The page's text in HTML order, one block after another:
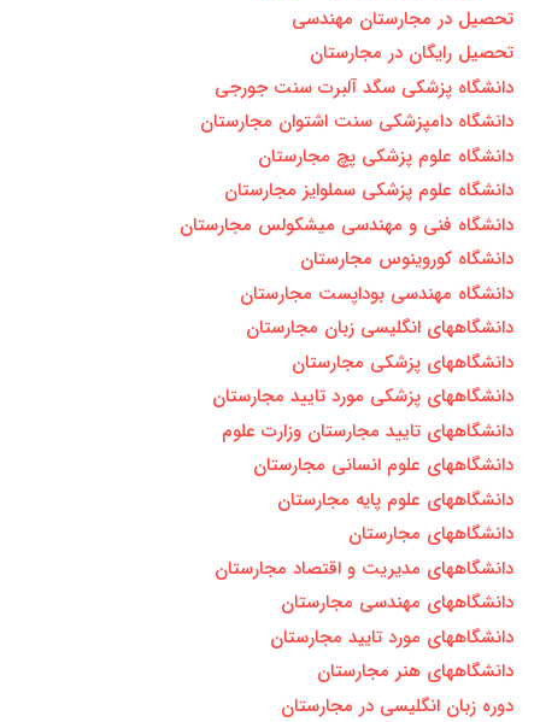
تحصیل در مجارستان مهندسی
تحصیل رایگان در مجارستان
دانشگاه پزشکی سگد آلبرت سنت جورجی
دانشگاه دامپزشکی سنت اشتوان مجارستان
دانشگاه علوم پزشکی پچ مجارستان
دانشگاه علوم پزشکی سملوایز مجارستان
دانشگاه فنی و مهندسی میشکولس مجارستان
دانشگاه کوروینوس مجارستان
دانشگاه مهندسی بوداپست مجارستان
دانشگاههای انگلیسی زبان مجارستان
دانشگاههای پزشکی مجارستان
دانشگاههای پزشکی مورد تایید مجارستان
دانشگاههای تایید مجارستان وزارت علوم
دانشگاههای علوم انسانی مجارستان
دانشگاههای علوم پایه مجارستان
دانشگاههای مجارستان
دانشگاههای مدیریت و اقتصاد مجارستان
دانشگاههای مهندسی مجارستان
دانشگاههای مورد تایيد مجارستان
دانشگاههای هنر مجارستان
دوره زبان انگليسی در مجارستان